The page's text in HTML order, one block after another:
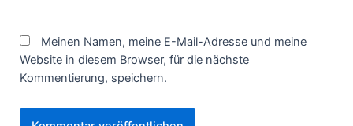
Meinen Namen, meine E-Mail-Adresse und meine
Website in diesem Browser, für die nächste
Kommentierung, speichern.